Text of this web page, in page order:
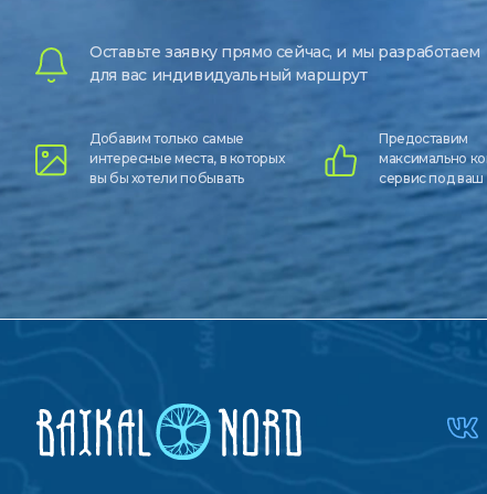
Оставьте заявку прямо сейчас, и мы разработаем
для вас индивидуальный маршрут
Добавим только самые
интересные места, в которых
вы бы хотели побывать
Предоставим
максимально
сервис под